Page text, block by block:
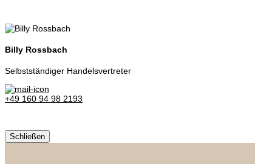
Billy Rossbach
Selbstständiger Handelsvertreter
+49 160 94 98 2193
Schließen